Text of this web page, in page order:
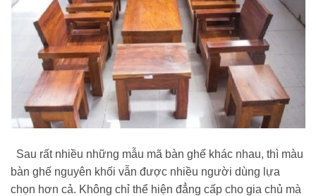
Sau rất nhiều những mẫu mã bàn ghế khác nhau, thì màu
bàn ghế nguyên khối vẫn được nhiều người dùng lựa
chọn hơn cả. Không chỉ thể hiện đẳng cấp cho gia chủ mà